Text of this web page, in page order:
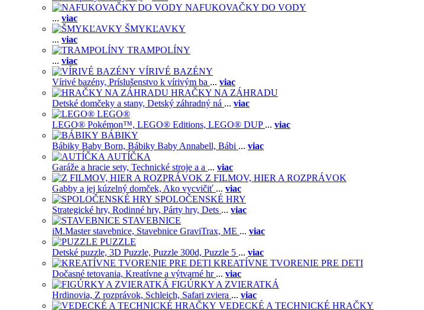
NAFUKOVAČKY DO VODY
... viac
ŠMYKĽAVKY
... viac
TRAMPOLÍNY
... viac
VÍRIVÉ BAZÉNY
Vírivé bazény, Príslušenstvo k vírivým ba ... viac
HRAČKY NA ZÁHRADU
Detské domčeky a stany, Detský záhradný ná ... viac
LEGO®
LEGO® Pokémon™, LEGO® Editions, LEGO® DUP ... viac
BÁBIKY
Bábiky Baby Born, Bábiky Baby Annabell, Bábi ... viac
AUTÍČKA
Garáže a hracie sety, Technické stroje a a ... viac
Z FILMOV, HIER A ROZPRÁVOK
Gabby a jej kúzelný domček, Ako vycvičiť ... viac
SPOLOČENSKÉ HRY
Strategické hry, Rodinné hry, Párty hry, Dets ... viac
STAVEBNICE
iM.Master stavebnice, Stavebnice GraviTrax, ME ... viac
PUZZLE
Detské puzzle, 3D Puzzle, Puzzle 300d, Puzzle 5 ... viac
KREATÍVNE TVORENIE PRE DETI
Dočasné tetovania, Kreatívne a výtvarné hr ... viac
FIGÚRKY A ZVIERATKÁ
Hrdinovia, Z rozprávok, Schleich, Safari zviera ... viac
VEDECKÉ A TECHNICKÉ HRAČKY